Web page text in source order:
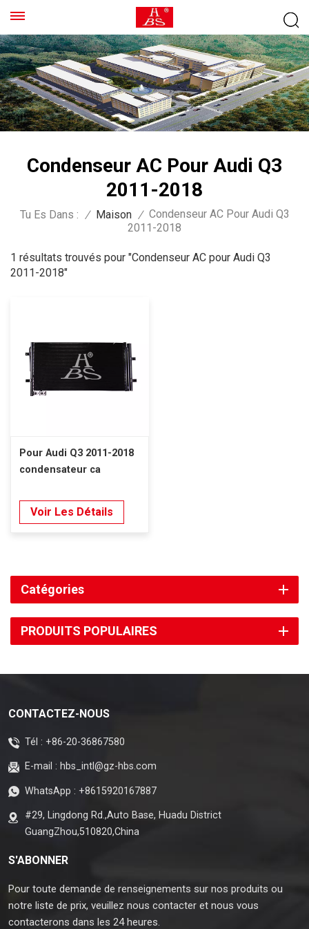
Condenseur AC Pour Audi Q3
2011-2018
Tu Es Dans : / Maison / Condenseur AC Pour Audi Q3
2011-2018
1 résultats trouvés pour "Condenseur AC pour Audi Q3
2011-2018"
Pour Audi Q3 2011-2018
condensateur ca
Voir Les Détails
Catégories
PRODUITS POPULAIRES
CONTACTEZ-NOUS
Tél : +86-20-36867580
E-mail : hbs_intl@gz-hbs.com
WhatsApp : +8615920167887
#29, Lingdong Rd.,Auto Base, Huadu District
GuangZhou,510820,China
S'ABONNER
Pour toute demande de renseignements sur nos produits ou
notre liste de prix, veuillez nous contacter et nous vous
contacterons dans les 24 heures.